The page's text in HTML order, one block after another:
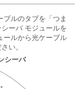
ブルのタブを「つま
ーバ モジュールを
ールから光ケーブル
い。
シーバ